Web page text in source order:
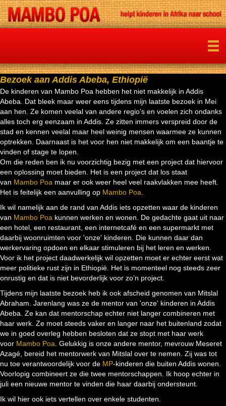
Bezoek aan Addis Abeba, Ethiopië
De kinderen van Mambo Poa hebben het niet makkelijk in Addis
Abeba. Dat bleek maar weer eens tijdens mijn laatste bezoek in Mei
aan hen. Ze komen veelal van andere regio’s en voelen zich ondanks
alles toch erg eenzaam in Addis. Ze zitten immers verspreid door de
stad en kennen veelal maar heel weinig mensen waarmee ze kunnen
optrekken. Daarnaast is het voor hen niet makkelijk om een baantje te
vinden of stage te lopen.
Om die reden ben ik nu voorzichtig bezig met een project dat hiervoor
een oplossing moet bieden. Het is een project dat los staat
van Mambo Poa maar er ook weer heel veel raakvlakken mee heeft.
Het is feitelijk een aanvulling op Mambo Poa.
Ik wil namelijk aan de rand van Addis iets opzetten waar de kinderen
van Mambo Poa kunnen werken en wonen. De gedachte gaat uit naar
een hotel, een restaurant, een internetcafé en een supermarkt met
daarbij woonruimten voor 'onze' kinderen. Die kunnen daar dan
werkervaring opdoen en elkaar stimuleren bij het leren en werken.
Voor ik het project daadwerkelijk wil opzetten moet er echter eerst wat
meer politieke rust zijn in Ethiopië. Het is momenteel nog steeds zeer
onrustig en dat is niet bevorderlijk voor zo’n project.
Tijdens mijn laatste bezoek heb ik ook afscheid genomen van Mitslal
Abraham. Jarenlang was ze de mentor van 'onze' kinderen in Addis
Abeba. Ze kan dat mentorschap echter niet langer combineren met
haar werk. Ze moet steeds vaker en langer naar het buitenland zodat
we in goed overleg hebben besloten dat ze stopt met haar werk
voor Mambo Poa. Gelukkig is onze andere mentor, mevrouw Meseret
Azagé, bereid het mentorwerk van Mitslal over te nemen. Zij was tot
nu toe verantwoordelijk voor de MP-kinderen die buiten Addis wonen.
Voorlopig combineert ze die twee mentorschappen. Ik hoop echter in
juli een nieuwe mentor te vinden die haar daarbij ondersteunt.
Ik wil hier ook iets vertellen over enkele studenten.